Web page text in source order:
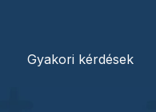
fordításokhoz
Gyakori kérdések